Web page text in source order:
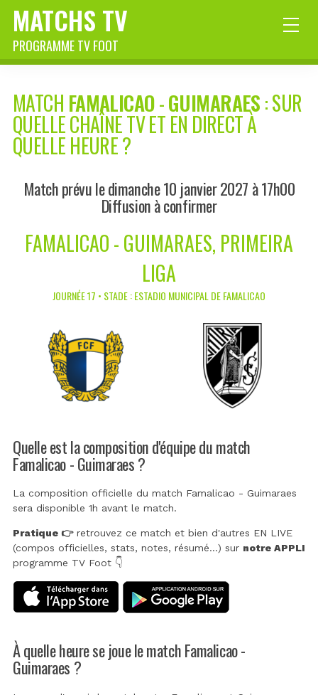
MATCHS TV
PROGRAMME TV FOOT
MATCH FAMALICAO-GUIMARAES: SUR
QUELLE CHAÎNE TV ET EN DIRECT À
QUELLE HEURE ?
Match prévu le dimanche 10 janvier 2027 à 17h00
Diffusion à confirmer
FAMALICAO - GUIMARAES, PRIMEIRA
LIGA
JOURNÉE 17 • STADE : ESTADIO MUNICIPAL DE FAMALICAO
Quelle est la composition d'équipe du match
Famalicao - Guimaraes ?
La composition officielle du match Famalicao - Guimaraes
sera disponible 1h avant le match.
Pratique 👉retrouvez ce match et bien d'autres EN LIVE
(compos officielles, stats, notes, résumé...) sur notre APPLI
programme TV Foot 👇
À quelle heure se joue le match Famalicao -
Guimaraes ?